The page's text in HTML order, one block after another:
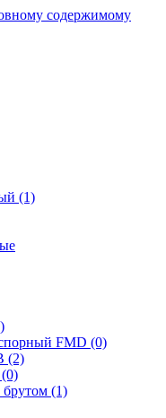
содержимому
(1)
FMD (0)
(2)
(0)
(1)